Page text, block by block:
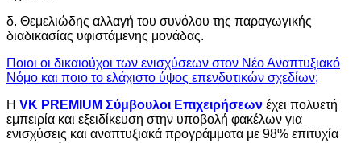
δ. Θεμελιώδης αλλαγή του συνόλου της παραγωγικής
διαδικασίας υφιστάμενης μονάδας.
Ποιοι οι δικαιούχοι των ενισχύσεων στον Νέο Αναπτυξιακό
Νόμο και ποιο το ελάχιστο ύψος επενδυτικών σχεδίων;
H VK PREMIUM Σύμβουλοι Επιχειρήσεων έχει πολυετή
εμπειρία και εξειδίκευση στην υποβολή φακέλων για
ενισχύσεις και αναπτυξιακά προγράμματα με 98% επιτυχία